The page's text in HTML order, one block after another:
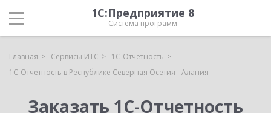
1С:Предприятие 8
Система программ
Главная Сервисы ИТС
1С-Отчетность
1С-Отчетность в Республике Северная Осетия - Алания
Заказать 1С-Отчетность